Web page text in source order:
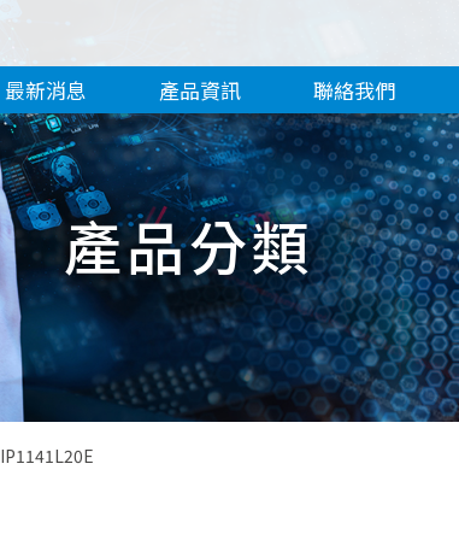
最新消息 產品資訊 聯絡我們
產品分類
IP1141L20E